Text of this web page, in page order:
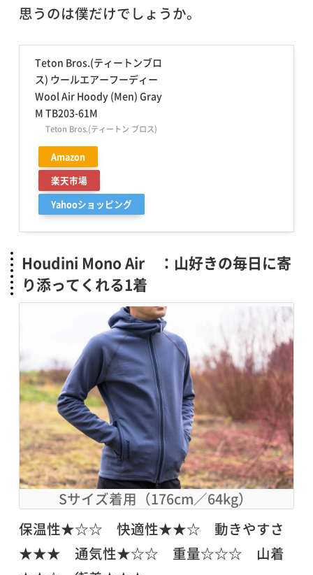
思うのは僕だけでしょうか。
Teton Bros.(ティートンブロ
ス) ウールエアーフーディー
Wool Air Hoody (Men) Gray
M TB203-61M
Teton Bros.(ティートン ブロス)
Amazon
楽天市場
Yahooショッピング
Houdini Mono Air ：山好きの毎日に寄
り添ってくれる1着
Sサイズ着用（176cm／64kg）
保温性★☆☆ 快適性★★☆ 動きやすさ
★★★ 通気性★☆☆ 重量☆☆☆ 山着